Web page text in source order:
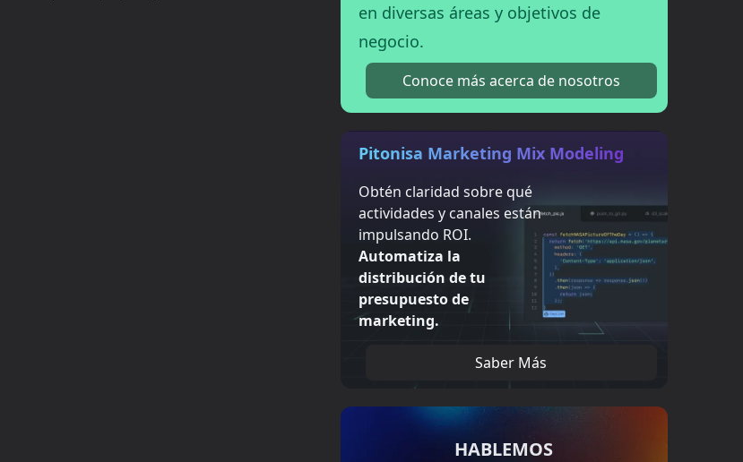
en diversas áreas y objetivos de
negocio.
Conoce más acerca de nosotros
Pitonisa Marketing Mix Modeling
Obtén claridad sobre qué
actividades y canales están
impulsando ROI.
Automatiza la
distribución de tu
presupuesto de
marketing.
Saber Más
HABLEMOS